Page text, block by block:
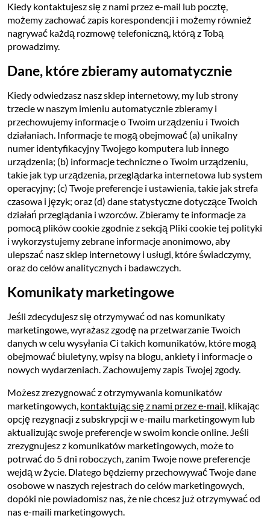
Kiedy kontaktujesz się z nami przez e-mail lub pocztę,
możemy zachować zapis korespondencji i możemy również
nagrywać każdą rozmowę telefoniczną, którą z Tobą
prowadzimy.
Dane, które zbieramy automatycznie
Kiedy odwiedzasz nasz sklep internetowy, my lub strony
trzecie w naszym imieniu automatycznie zbieramy i
przechowujemy informacje o Twoim urządzeniu i Twoich
działaniach. Informacje te mogą obejmować (a) unikalny
numer identyfikacyjny Twojego komputera lub innego
urządzenia; (b) informacje techniczne o Twoim urządzeniu,
takie jak typ urządzenia, przeglądarka internetowa lub system
operacyjny; (c) Twoje preferencje i ustawienia, takie jak strefa
czasowa i język; oraz (d) dane statystyczne dotyczące Twoich
działań przeglądania i wzorców. Zbieramy te informacje za
pomocą plików cookie zgodnie z sekcją Pliki cookie tej polityki
i wykorzystujemy zebrane informacje anonimowo, aby
ulepszać nasz sklep internetowy i usługi, które świadczymy,
oraz do celów analitycznych i badawczych.
Komunikaty marketingowe
Jeśli zdecydujesz się otrzymywać od nas komunikaty
marketingowe, wyrażasz zgodę na przetwarzanie Twoich
danych w celu wysyłania Ci takich komunikatów, które mogą
obejmować biuletyny, wpisy na blogu, ankiety i informacje o
nowych wydarzeniach. Zachowujemy zapis Twojej zgody.
Możesz zrezygnować z otrzymywania komunikatów
marketingowych, kontaktując się z nami przez e-mail, klikając
opcję rezygnacji z subskrypcji w e-mailu marketingowym lub
aktualizując swoje preferencje w swoim koncie online. Jeśli
zrezygnujesz z komunikatów marketingowych, może to
potrwać do 5 dni roboczych, zanim Twoje nowe preferencje
wejdą w życie. Dlatego będziemy przechowywać Twoje dane
osobowe w naszych rejestrach do celów marketingowych,
dopóki nie powiadomisz nas, że nie chcesz już otrzymywać od
nas e-maili marketingowych.